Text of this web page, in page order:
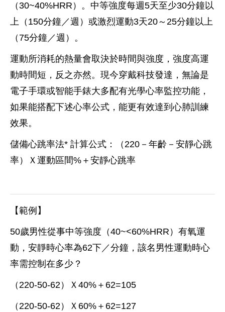
（30~40%HRR）。中等強度每週5天至少30分鐘以
上（150分鐘／週）或激烈運動3天20～25分鐘以上
（75分鐘／週）。
運動所消耗的熱量會取決於時間與強度，強度高運
動時間短，反之亦然。現今穿戴科技發達，無論是
電子手環或智能手錶大多配有光學心率監控功能，
如果能搭配下述心率公式，能更有效達到心肺訓練
效果。
儲備心跳率法* 計算公式：（220－年齡－安靜心跳
率）Ｘ運動區間%＋安靜心跳率
【範例】
50歲男性從事中等強度（40~<60%HRR）有氧運
動，安靜時心率為62下／分鐘，該名男性運動時心
率需控制在多少？
（220-50-62）Ｘ40%＋62=105
（220-50-62）Ｘ60%＋62=127